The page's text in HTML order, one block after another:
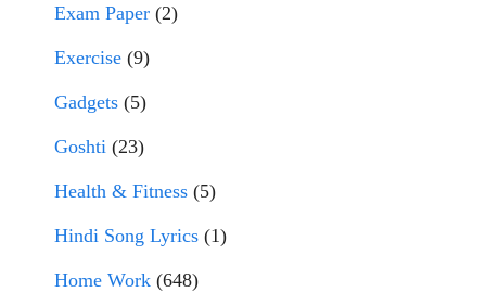
Exam Paper (2)
Exercise (9)
Gadgets (5)
Goshti (23)
Health & Fitness (5)
Hindi Song Lyrics (1)
Home Work (648)